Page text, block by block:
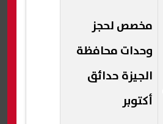
مخصص لحجز
وحدات محافظة
الجيزة حدائق
أكتوبر